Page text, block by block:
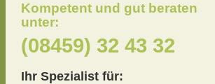
Kompetent und gut beraten
unter:
(08459) 32 43 32
Ihr Spezialist für: